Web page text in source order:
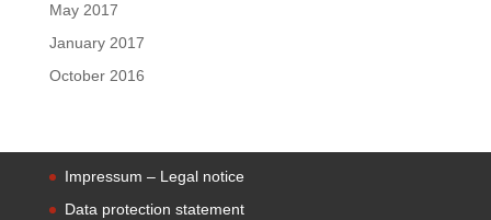
May 2017
January 2017
October 2016
Impressum – Legal notice
Data protection statement